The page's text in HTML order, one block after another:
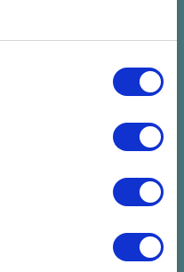
José González (SE)
07.25. Szo 20:30 - 22:00 (90